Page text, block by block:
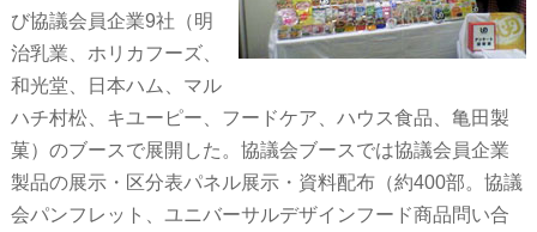
び協議会員企業9社（明
治乳業、ホリカフーズ、
和光堂、日本ハム、マル
ハチ村松、キユーピー、フードケア、ハウス食品、亀田製
菓）のブースで展開した。協議会ブースでは協議会員企業
製品の展示・区分表パネル展示・資料配布（約400部。協議
会パンフレット、ユニバーサルデザインフード商品問い合